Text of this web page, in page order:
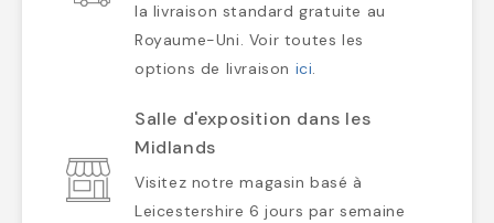
la livraison standard gratuite au
Royaume-Uni. Voir toutes les
options de livraison ici.
Salle d'exposition dans les
Midlands
Visitez notre magasin basé à
Leicestershire 6 jours par semaine